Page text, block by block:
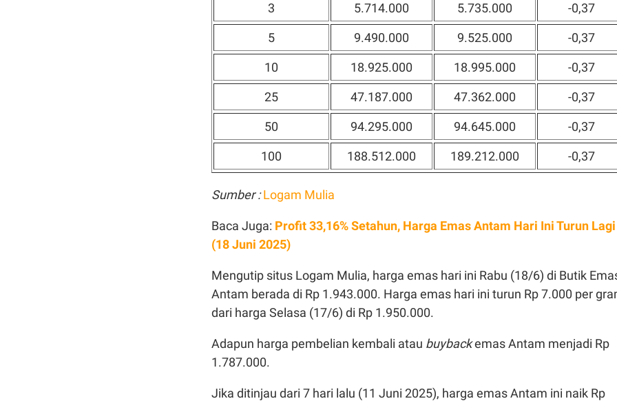
3 5.714.000 5.735.000 -0,37
5 9.490.000 9.525.000 -0,37
10 18.925.000 18.995.000 -0,37
25 47.187.000 47.362.000 -0,37
50 94.295.000 94.645.000 -0,37
100 188.512.000 189.212.000 -0,37
Sumber : Logam Mulia
Baca Juga: Profit 33,16% Setahun, Harga Emas Antam Hari Ini Turun Lagi
(18 Juni 2025)
Mengutip situs Logam Mulia, harga emas hari ini Rabu (18/6) di Butik
Antam berada di Rp 1.943.000. Harga emas hari ini turun Rp 7.000 per
dari harga Selasa (17/6) di Rp 1.950.000.
Adapun harga pembelian kembali atau buybackemas Antam menjadi Rp
1.787.000.
Jika ditinjau dari 7 hari lalu (11 Juni 2025), harga emas Antam ini naik Rp